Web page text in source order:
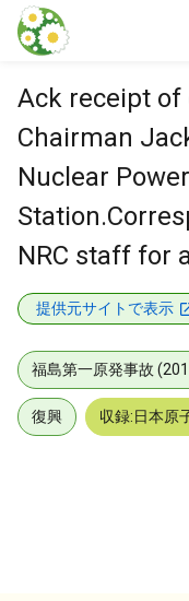
本文に飛ぶ
Ack receipt of
Chairman
Nuclear Power
NRC staff for
提供元サイトで表示
福島第一原発事故
復興 収録:日本原